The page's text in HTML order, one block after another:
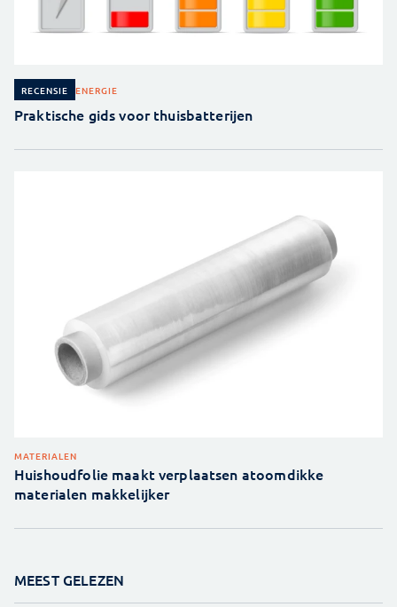
RECENSIE ENERGIE
Praktische gids voor thuisbatterijen
MATERIALEN
Huishoudfolie maakt verplaatsen atoomdikke
materialen makkelijker
MEEST GELEZEN